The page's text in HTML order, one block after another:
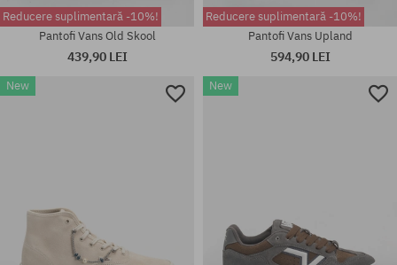
Mărimi existente:
Reducere suplimentară -10%!
Pantofi Vans Old Skool
439,90 LEI
Reducere suplimentară -10%!
Pantofi Vans Upland
594,90 LEI
New New